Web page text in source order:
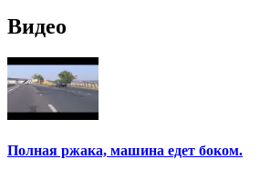
Видео
Полная ржака, машина едет боком.